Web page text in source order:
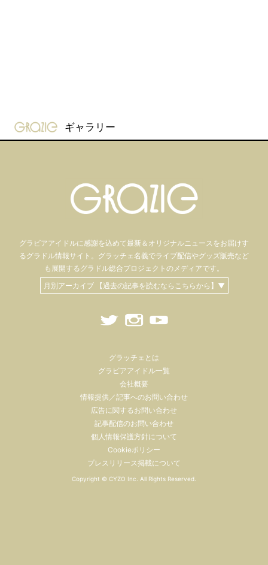
gravure-grazie
ギャラリー
グラビアアイドルに感謝を込めて最新＆オリジナルニュースをお届けす
るグラドル情報サイト。 グラッチェ名義でライブ配信やグッズ販売など
も 展開するグラドル総合プロジェクトのメディアです。
月別アーカイブ 【過去の記事を読むならこちらから】▼
グラッチェとは
グラビアアイドル一覧
会社概要
情報提供／記事へのお問い合わせ
広告に関するお問い合わせ
記事配信のお問い合わせ
個人情報保護方針について
Cookieポリシー
プレスリリース掲載について
Copyright © CYZO Inc. All Rights Reserved.